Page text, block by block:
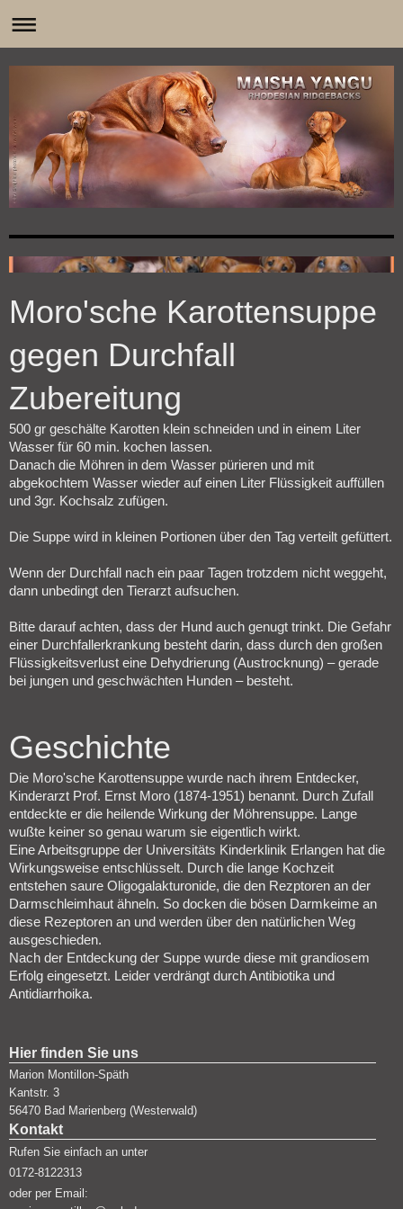
Moro'sche Karottensuppe
gegen Durchfall
Zubereitung
500 gr geschälte Karotten klein schneiden und in einem Liter
Wasser für 60 min. kochen lassen.
Danach die Möhren in dem Wasser pürieren und mit
abgekochtem Wasser wieder auf einen Liter Flüssigkeit auffüllen
und 3gr. Kochsalz zufügen.
Die Suppe wird in kleinen Portionen über den Tag verteilt gefüttert.
Wenn der Durchfall nach ein paar Tagen trotzdem nicht weggeht,
dann unbedingt den Tierarzt aufsuchen.
Bitte darauf achten, dass der Hund auch genugt trinkt. Die Gefahr
einer Durchfallerkrankung besteht darin, dass durch den großen
Flüssigkeitsverlust eine Dehydrierung (Austrocknung) – gerade
bei jungen und geschwächten Hunden – besteht.
Geschichte
Die Moro'sche Karottensuppe wurde nach ihrem Entdecker,
Kinderarzt Prof. Ernst Moro (1874-1951) benannt. Durch Zufall
entdeckte er die heilende Wirkung der Möhrensuppe. Lange
wußte keiner so genau warum sie eigentlich wirkt.
Eine Arbeitsgruppe der Universitäts Kinderklinik Erlangen hat die
Wirkungsweise entschlüsselt. Durch die lange Kochzeit
entstehen saure Oligogalakturonide, die den Rezptoren an der
Darmschleimhaut ähneln. So docken die bösen Darmkeime an
diese Rezeptoren an und werden über den natürlichen Weg
ausgeschieden.
Nach der Entdeckung der Suppe wurde diese mit grandiosem
Erfolg eingesetzt. Leider verdrängt durch Antibiotika und
Antidiarrhoika.
Hier finden Sie uns
Marion Montillon-Späth
Kantstr. 3
56470 Bad Marienberg (Westerwald)
Kontakt
Rufen Sie einfach an unter
0172-8122313
oder per Email: